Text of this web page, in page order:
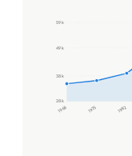
28 k
38 k
49 k
59 k
1968 1975 1982